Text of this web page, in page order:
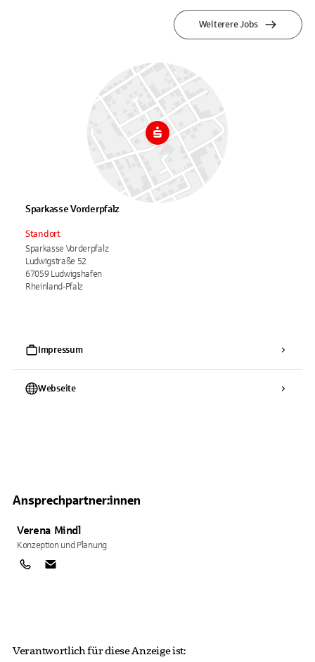
Weiterere Jobs
Sparkasse Vorderpfalz
Standort
Sparkasse Vorderpfalz
Ludwigstraße 52
67059 Ludwigshafen
Rheinland-Pfalz
Impressum
Webseite
Ansprechpartner:innen
Verena Mindl
Konzeption und Planung
Verantwortlich für diese Anzeige ist: